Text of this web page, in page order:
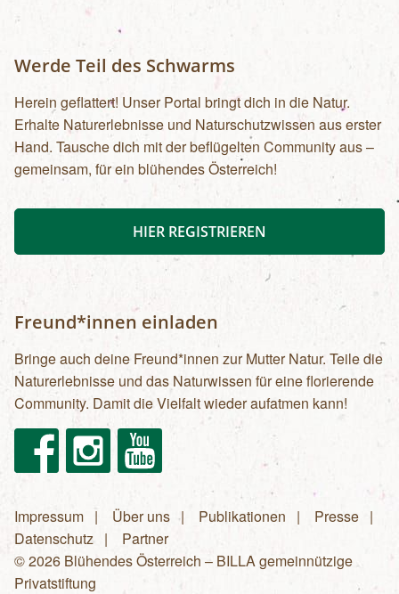
Werde Teil des Schwarms
Herein geflattert! Unser Portal bringt dich in die Natur.
Erhalte Naturerlebnisse und Naturschutzwissen aus erster
Hand. Tausche dich mit der beflügelten Community aus –
gemeinsam, für ein blühendes Österreich!
HIER REGISTRIEREN
Freund*innen einladen
Bringe auch deine Freund*innen zur Mutter Natur. Teile die
Naturerlebnisse und das Naturwissen für eine florierende
Community. Damit die Vielfalt wieder aufatmen kann!
FacebookInstagram Youtube
Fußzeilenmenü
Impressum Über uns Publikationen
Presse
Datenschutz
Partner
© 2026 Blühendes Österreich – BILLA gemeinnützige
Privatstiftung